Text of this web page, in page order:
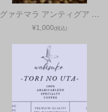
グァテマラ アンティグア …
¥1,000(税込)